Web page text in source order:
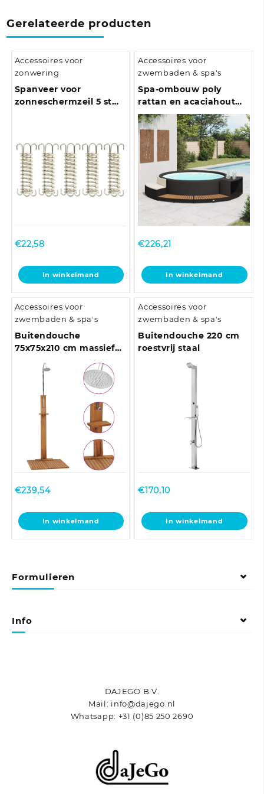
Gerelateerde producten
Accessoires voor
zonwering
Spanveer voor
zonneschermzeil 5 st
€22,58
In winkelmand
Accessoires voor
zwembaden & spa's
Spa-ombouw poly
rattan en acaciahout
zwart
€226,21
In winkelmand
Accessoires voor
zwembaden & spa's
Buitendouche
75x75x210 cm massief
teakhout
€239,54
In winkelmand
Accessoires voor
zwembaden & spa's
Buitendouche 220 cm
roestvrij staal
€170,10
In winkelmand
Formulieren
Info
DAJEGO B.V.
Mail: info@dajego.nl
Whatsapp: +31 (0)85 250 2690